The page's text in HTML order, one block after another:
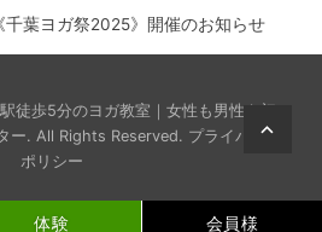
千葉ヨガ祭2025》開催のお知らせ
体験 会員様
徒歩5分のヨガ教室｜女性も男性も初
ー. All Rights Reserved. プライバシー
ポリシー